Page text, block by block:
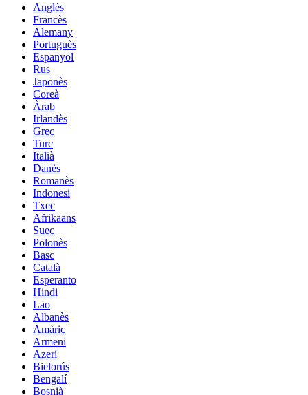
Anglès
Francès
Alemany
Portuguès
Espanyol
Rus
Japonès
Coreà
Àrab
Irlandès
Grec
Turc
Italià
Danès
Romanès
Indonesi
Txec
Afrikaans
Suec
Polonès
Basc
Català
Esperanto
Hindi
Lao
Albanès
Amàric
Armeni
Azerí
Bielorús
Bengalí
Bosnià